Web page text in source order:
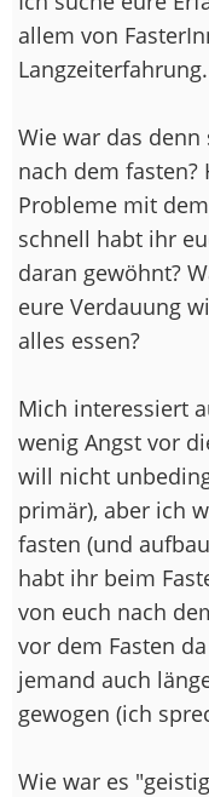
allem von
Langzeiterfahrung.
Wie war das denn
nach dem fasten?
Probleme mit
schnell habt ihr
daran gewöhnt?
eure Verdauung
alles essen?
Mich interessiert
wenig Angst vor
will nicht
primär), aber ich
fasten (und
habt ihr beim
von euch nach
vor dem Fasten
jemand auch
gewogen (ich
Wie war es